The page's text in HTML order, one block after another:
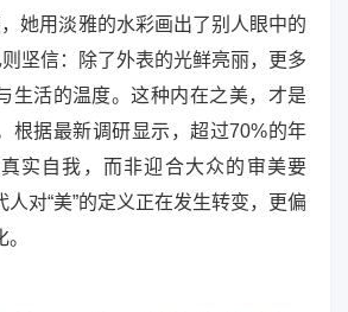
她用淡雅的水彩画出了别人眼中的
则坚信：除了外表的光鲜亮丽，更多
生活的温度。这种内在之美，才是
根据最新调研显示，超过70%的年
实自我，而非迎合大众的审美要
人对“美”的定义正在发生转变，更偏